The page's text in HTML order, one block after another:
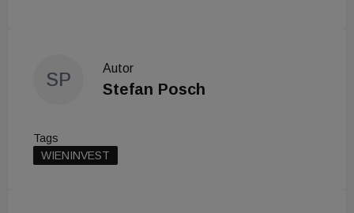
SP
Autor
Stefan Posch
Tags
WIENINVEST